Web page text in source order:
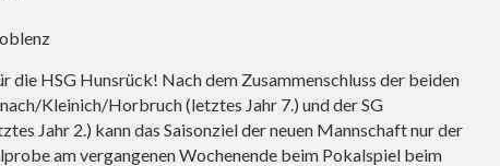
die HSG Hunsrück! Nach dem Zusammenschluss der beiden
Kleinich/Horbruch (letztes Jahr 7.) und der SG
Jahr 2.) kann das Saisonziel der neuen Mannschaft nur der
am vergangenen Wochenende beim Pokalspiel beim